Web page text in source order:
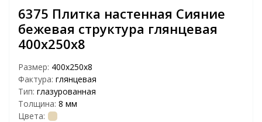
6375 Плитка настенная Сияние
бежевая структура глянцевая
400х250х8
Размер: 400х250х8
Фактура: глянцевая
Тип: глазурованная
Толщина: 8 мм
Цвета: